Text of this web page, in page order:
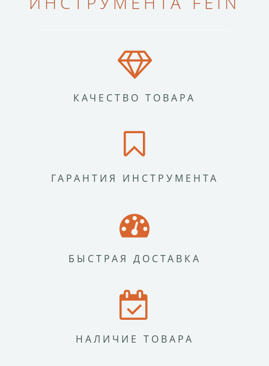
КАЧЕСТВО ТОВАРА
ГАРАНТИЯ ИНСТРУМЕНТА
БЫСТРАЯ ДОСТАВКА
НАЛИЧИЕ ТОВАРА